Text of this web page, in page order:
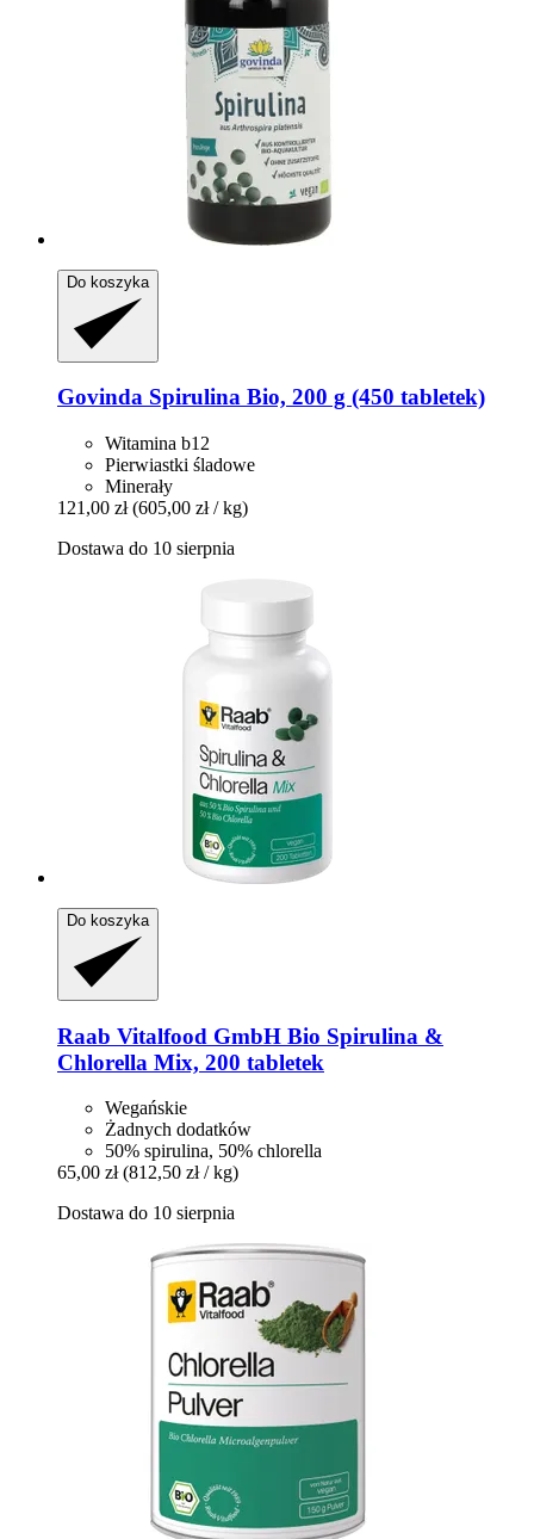
Do koszyka
Govinda Spirulina Bio, 200 g (450 tabletek)
Witamina b12
Pierwiastki śladowe
Minerały
121,00 zł (605,00 zł / kg)
Dostawa do 10 sierpnia
Do koszyka
Raab Vitalfood GmbH Bio Spirulina &
Chlorella Mix, 200 tabletek
Wegańskie
Żadnych dodatków
50% spirulina, 50% chlorella
65,00 zł (812,50 zł / kg)
Dostawa do 10 sierpnia